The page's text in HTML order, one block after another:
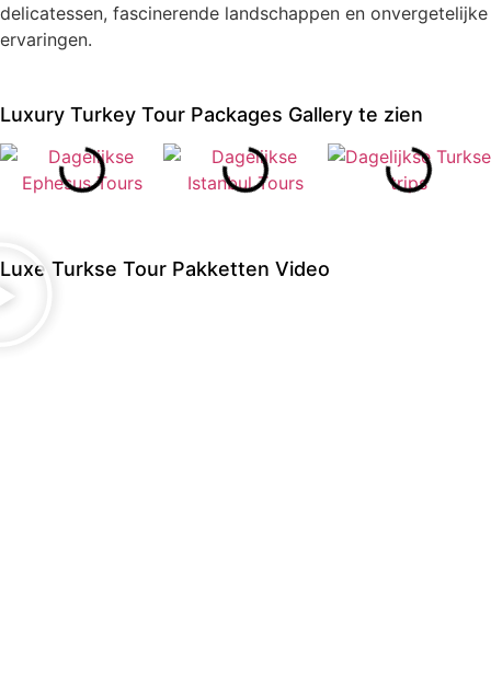
delicatessen, fascinerende landschappen en onvergetelijke
ervaringen.
Luxury Turkey Tour Packages Gallery te zien
Luxe Turkse Tour Pakketten Video